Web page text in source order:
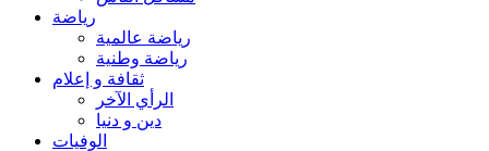
رياضة
رياضة عالمية
رياضة وطنية
ثقافة و إعلام
الرأي الآخر
دين و دنيا
الوفيات